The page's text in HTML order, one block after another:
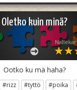
Oletko kuin minä?
Ootko ku mä haha?
#rizz #tyttö #poika